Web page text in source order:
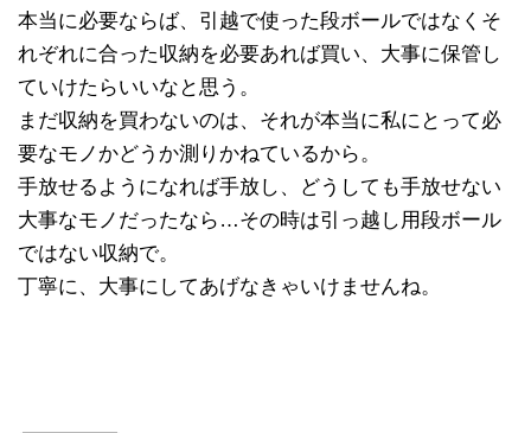
本当に必要ならば、引越で使った段ボールではなくそ
れぞれに合った収納を必要あれば買い、大事に保管し
ていけたらいいなと思う。
まだ収納を買わないのは、それが本当に私にとって必
要なモノかどうか測りかねているから。
手放せるようになれば手放し、どうしても手放せない
大事なモノだったなら…その時は引っ越し用段ボール
ではない収納で。
丁寧に、大事にしてあげなきゃいけませんね。